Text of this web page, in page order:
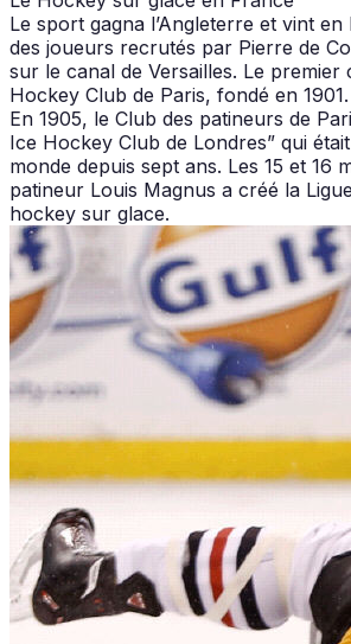
Le sport gagna l’Angleterre et vint en
des joueurs recrutés par Pierre de
sur le canal de Versailles. Le
Hockey Club de Paris, fondé en 1901.
En 1905, le Club des patineurs de
Ice Hockey Club de Londres” qui
monde depuis sept ans. Les 15 et 16
patineur Louis Magnus a créé la
hockey sur glace.